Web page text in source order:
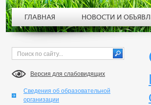
Версия для слабовидящих
Сведения об образовательной
организации
ГЛАВНАЯ НОВОСТИ И